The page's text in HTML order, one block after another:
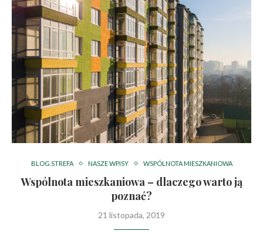
BLOG.STREFA NASZE WPISY WSPÓLNOTA MIESZKANIOWA
Wspólnota mieszkaniowa – dlaczego warto ją
poznać?
21 listopada, 2019